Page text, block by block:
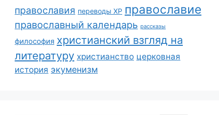
православия переводы ХР православие
православный календарь рассказы
философия христианский взгляд на
литературу христианство церковная
история экуменизм